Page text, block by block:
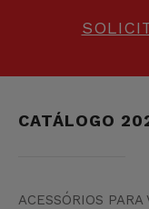
CATÁLOGO
ACESSÓRIOS PARA